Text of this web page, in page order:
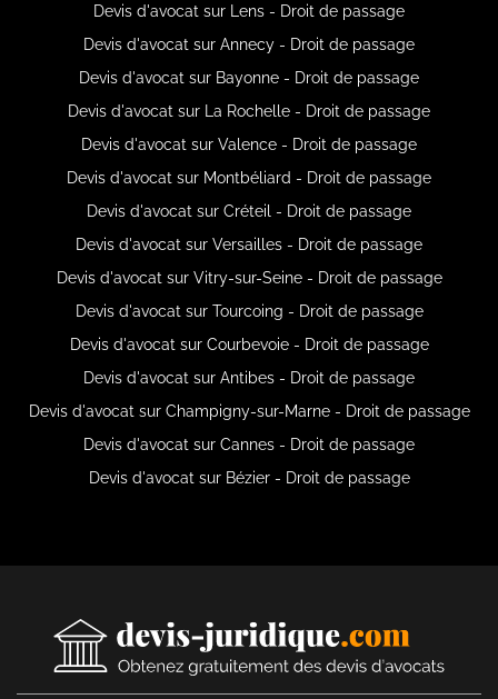
Devis d'avocat sur Lens - Droit de passage
Devis d'avocat sur Annecy - Droit de passage
Devis d'avocat sur Bayonne - Droit de passage
Devis d'avocat sur La Rochelle - Droit de passage
Devis d'avocat sur Valence - Droit de passage
Devis d'avocat sur Montbéliard - Droit de passage
Devis d'avocat sur Créteil - Droit de passage
Devis d'avocat sur Versailles - Droit de passage
Devis d'avocat sur Vitry-sur-Seine - Droit de passage
Devis d'avocat sur Tourcoing - Droit de passage
Devis d'avocat sur Courbevoie - Droit de passage
Devis d'avocat sur Antibes - Droit de passage
Devis d'avocat sur Champigny-sur-Marne - Droit de passage
Devis d'avocat sur Cannes - Droit de passage
Devis d'avocat sur Bézier - Droit de passage